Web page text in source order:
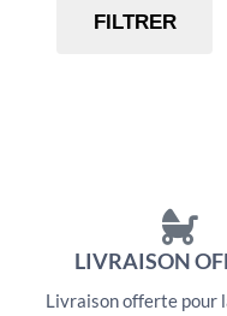
FILTRER
LIVRAISON
Livraison offerte pour